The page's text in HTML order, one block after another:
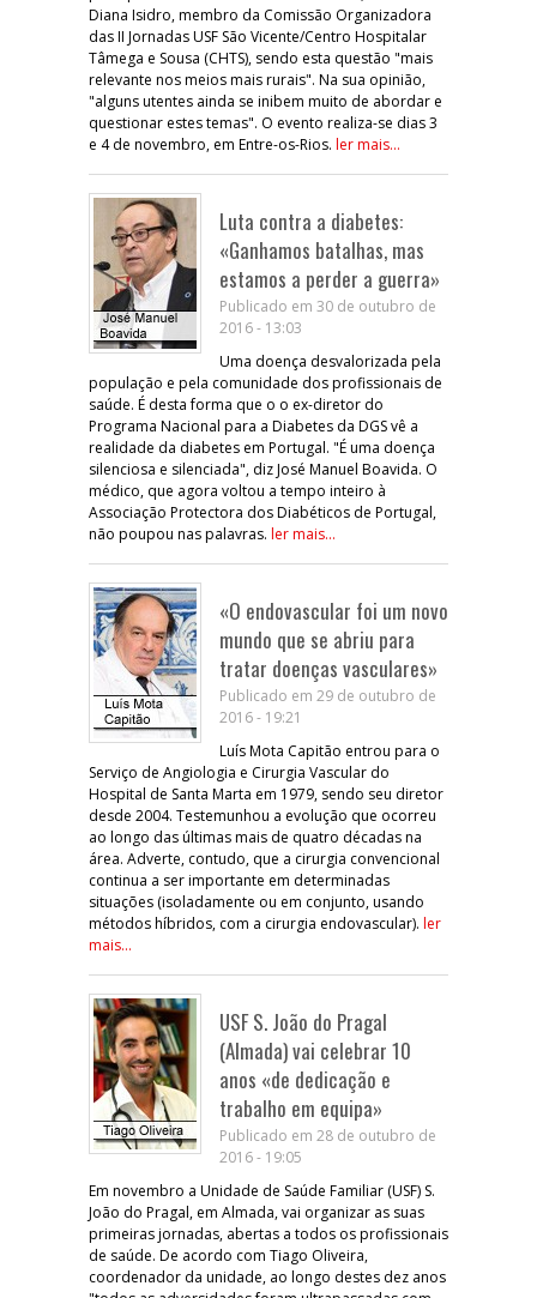
Diana Isidro, membro da Comissão Organizadora
das II Jornadas USF São Vicente/Centro Hospitalar
Tâmega e Sousa (CHTS), sendo esta questão "mais
relevante nos meios mais rurais". Na sua opinião,
"alguns utentes ainda se inibem muito de abordar e
questionar estes temas". O evento realiza-se dias 3
e 4 de novembro, em Entre-os-Rios. ler mais...
Luta contra a diabetes:
«Ganhamos batalhas, mas
estamos a perder a guerra»
Publicado em 30 de outubro de
2016 - 13:03
Uma doença desvalorizada pela
população e pela comunidade dos profissionais de
saúde. É desta forma que o o ex-diretor do
Programa Nacional para a Diabetes da DGS vê a
realidade da diabetes em Portugal. "É uma doença
silenciosa e silenciada", diz José Manuel Boavida. O
médico, que agora voltou a tempo inteiro à
Associação Protectora dos Diabéticos de Portugal,
não poupou nas palavras. ler mais...
«O endovascular foi um novo
mundo que se abriu para
tratar doenças vasculares»
Publicado em 29 de outubro de
2016 - 19:21
Luís Mota Capitão entrou para o
Serviço de Angiologia e Cirurgia Vascular do
Hospital de Santa Marta em 1979, sendo seu diretor
desde 2004. Testemunhou a evolução que ocorreu
ao longo das últimas mais de quatro décadas na
área. Adverte, contudo, que a cirurgia convencional
continua a ser importante em determinadas
situações (isoladamente ou em conjunto, usando
métodos híbridos, com a cirurgia endovascular). ler
mais...
USF S. João do Pragal
(Almada) vai celebrar 10
anos «de dedicação e
trabalho em equipa»
Publicado em 28 de outubro de
2016 - 19:05
Em novembro a Unidade de Saúde Familiar (USF) S.
João do Pragal, em Almada, vai organizar as suas
primeiras jornadas, abertas a todos os profissionais
de saúde. De acordo com Tiago Oliveira,
coordenador da unidade, ao longo destes dez anos